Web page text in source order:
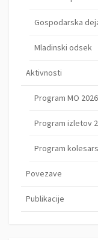
Gospodarska
Mladinski odsek
Aktivnosti
Program MO 2026
Program izletov
Program
Povezave
Publikacije